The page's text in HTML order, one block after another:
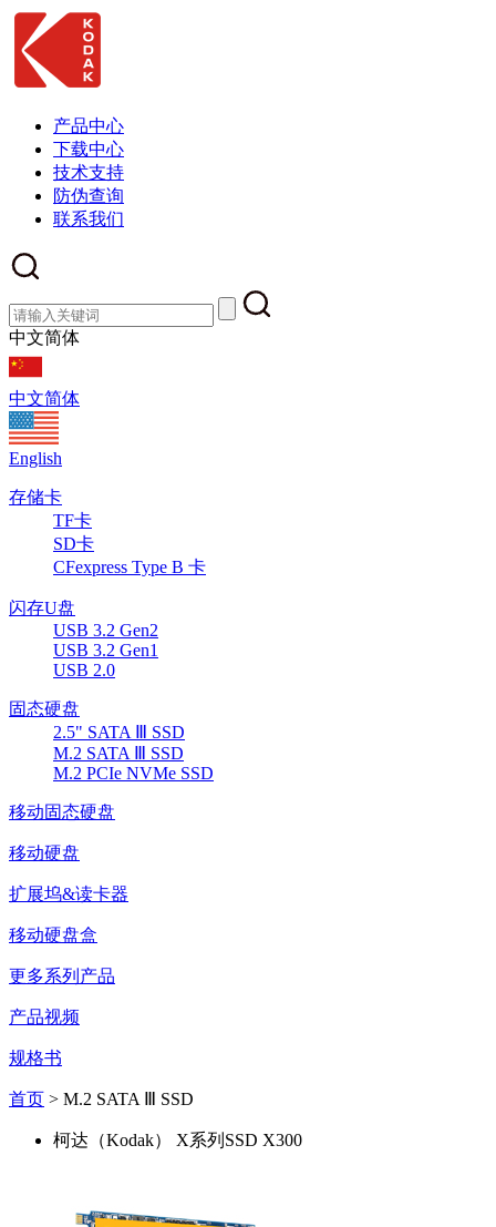
产品中心
下载中心
技术支持
防伪查询
联系我们
中文简体
中文简体
English
存储卡
TF卡
SD卡
CFexpress Type B 卡
闪存U盘
USB 3.2 Gen2
USB 3.2 Gen1
USB 2.0
固态硬盘
2.5" SATA Ⅲ SSD
M.2 SATA Ⅲ SSD
M.2 PCIe NVMe SSD
移动固态硬盘
移动硬盘
扩展坞&读卡器
移动硬盘盒
更多系列产品
产品视频
规格书
首页 > M.2 SATA Ⅲ SSD
柯达（Kodak） X系列SSD X300